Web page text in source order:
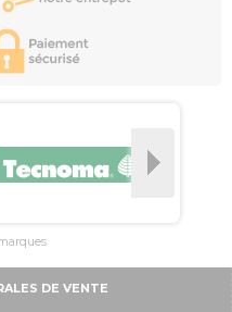
DE VENTE